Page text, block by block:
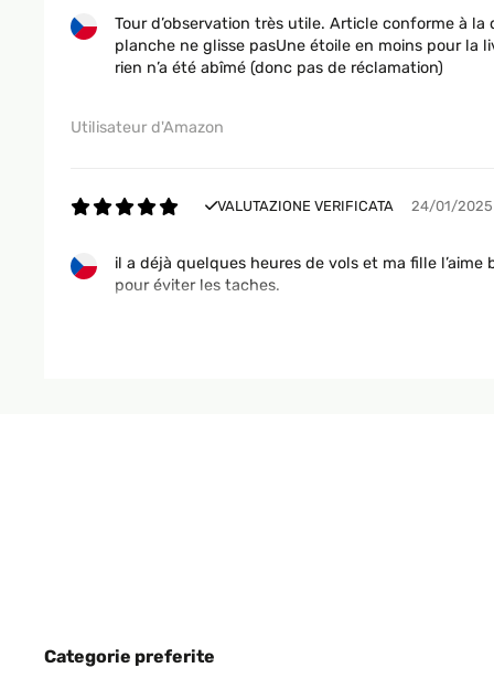
Tour d’observation très utile. Article conforme à
planche ne glisse pasUne étoile en moins pour la
rien n’a été abîmé (donc pas de réclamation)
Utilisateur d'Amazon
VALUTAZIONE VERIFICATA 24/01/2025
il a déjà quelques heures de vols et ma fille
pour éviter les taches.
Categorie preferite